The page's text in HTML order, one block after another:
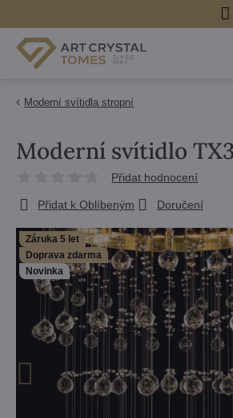
Moderní svítidla stropní
Záruka 5 let
Doprava zdarma
Novinka
Moderní svítidlo
Přidat hodnocení
Přidat k Oblíbeným Doručení